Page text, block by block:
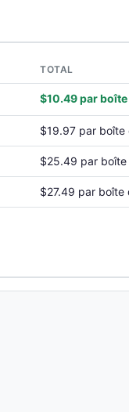
TOTAL
$10.49 par boîte
$19.97 par boîte
$25.49 par boîte
$27.49 par boîte